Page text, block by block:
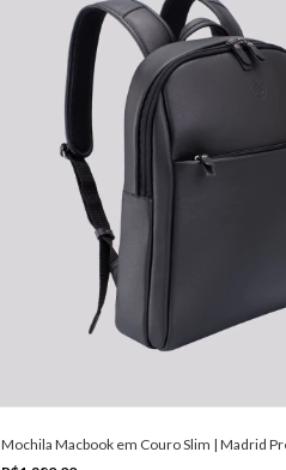
Mochila Macbook em Couro Slim | Madrid